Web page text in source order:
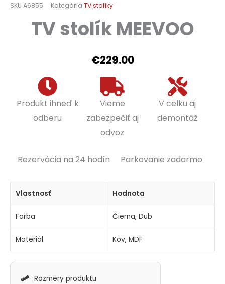
SKU A6855 Kategória TV stolíky
TV stolík MEEVOO
€229.00
Produkt ihneď k
odberu
Vieme
zabezpečiť aj
odvoz
V celku aj
demontáž
Rezervácia na 24 hodín Parkovanie zadarmo
Vlastnosť Hodnota
Farba Čierna, Dub
Materiál Kov, MDF
Rozmery produktu